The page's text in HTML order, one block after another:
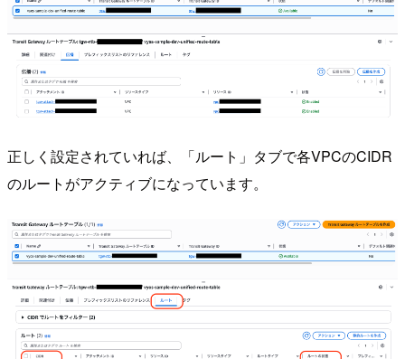
正しく設定されていれば、「ルート」タブで各VPCのCIDR
のルートがアクティブになっています。